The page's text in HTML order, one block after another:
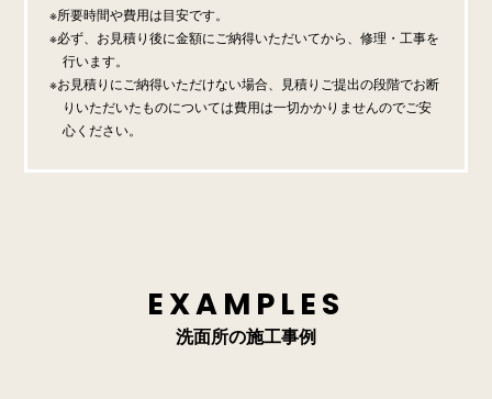
所要時間や費用は目安です。
必ず、お見積り後に金額にご納得いただいてから、修理・工事を
行います。
お見積りにご納得いただけない場合、見積りご提出の段階でお断
りいただいたものについては費用は一切かかりませんのでご安
心ください。
EXAMPLES
洗面所の施工事例